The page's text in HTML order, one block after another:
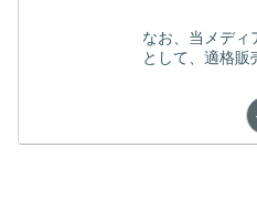
なお、当メディ
として、適格販